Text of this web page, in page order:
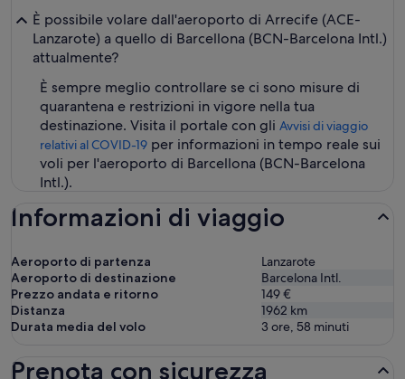
È possibile volare dall'aeroporto di Arrecife (ACE-
Lanzarote) a quello di Barcellona (BCN-Barcelona Intl.)
attualmente?
È sempre meglio controllare se ci sono misure di
quarantena e restrizioni in vigore nella tua
destinazione. Visita il portale con gli Avvisi di viaggio
relativi al COVID-19 per informazioni in tempo reale sui
voli per l'aeroporto di Barcellona (BCN-Barcelona
Intl.).
Informazioni di viaggio
Aeroporto di partenza
Lanzarote
Aeroporto di destinazione
Barcelona Intl.
Prezzo andata e ritorno
149 €
Distanza
1962 km
Durata media del volo
3 ore, 58 minuti
Prenota con sicurezza